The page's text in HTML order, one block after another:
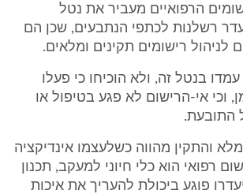
הרפואיים מעביר את נטל
רשלנות לכתפי הנתבעים, שכן הם
לניהול רישומים תקינים ומלאים.
עמדו בנטל זה, ולא הוכיחו כי פעלו
וכי אי-הרישום לא פגע בטיפול או
התובעת.
והתקין מהווה כשלעצמו אינדיקציה
רפואי הוא כלי חיוני למעקב, תכנון
פוגע ביכולת להעריך את איכות